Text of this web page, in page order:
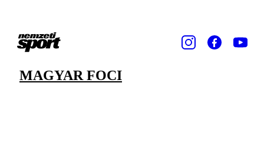
MAGYAR FOCI